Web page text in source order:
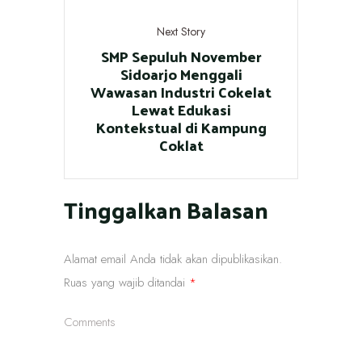
Next Story
SMP Sepuluh November
Sidoarjo Menggali
Wawasan Industri Cokelat
Lewat Edukasi
Kontekstual di Kampung
Coklat
Tinggalkan Balasan
Alamat email Anda tidak akan dipublikasikan.
Ruas yang wajib ditandai *